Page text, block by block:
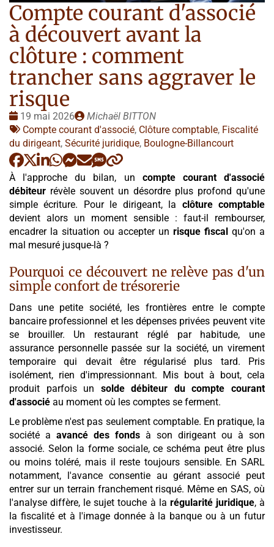
Compte courant d'associé
à découvert avant la
clôture : comment
trancher sans aggraver le
risque
Date
:
19 mai 2026
Publié
par
Michaël BITTON
Tags
:
Compte courant d'associé, Clôture comptable, Fiscalité
du dirigeant, Sécurité juridique, Boulogne-Billancourt
À l'approche du bilan, un compte courant d'associé
débiteur révèle souvent un désordre plus profond qu'une
simple écriture. Pour le dirigeant, la clôture comptable
devient alors un moment sensible : faut-il rembourser,
encadrer la situation ou accepter un risque fiscal qu'on a
mal mesuré jusque-là ?
Pourquoi ce découvert ne relève pas d'un
simple confort de trésorerie
Dans une petite société, les frontières entre le compte
bancaire professionnel et les dépenses privées peuvent vite
se brouiller. Un restaurant réglé par habitude, une
assurance personnelle passée sur la société, un virement
temporaire qui devait être régularisé plus tard. Pris
isolément, rien d'impressionnant. Mis bout à bout, cela
produit parfois un solde débiteur du compte courant
d'associé au moment où les comptes se ferment.
Le problème n'est pas seulement comptable. En pratique, la
société a avancé des fonds à son dirigeant ou à son
associé. Selon la forme sociale, ce schéma peut être plus
ou moins toléré, mais il reste toujours sensible. En SARL
notamment, l'avance consentie au gérant associé peut
entrer sur un terrain franchement risqué. Même en SAS, où
l'analyse diffère, le sujet touche à la régularité juridique, à
la fiscalité et à l'image donnée à la banque ou à un futur
investisseur.